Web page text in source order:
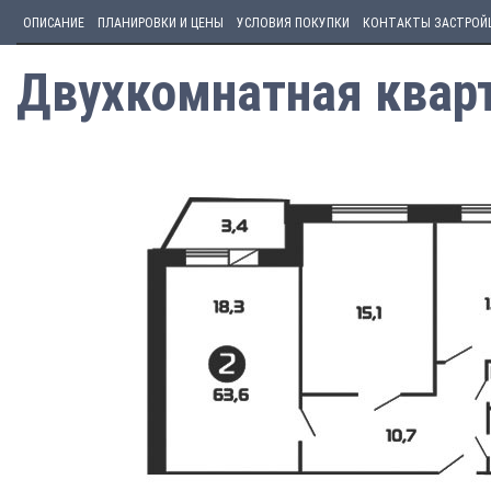
ОПИСАНИЕ ПЛАНИРОВКИ И ЦЕНЫ УСЛОВИЯ ПОКУПКИ КОНТАКТЫ
Двухкомнатная